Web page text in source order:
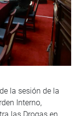
la sesión de la
Interno,